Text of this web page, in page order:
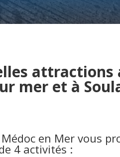
attractions
mer et à
en Mer vous
4 activités :